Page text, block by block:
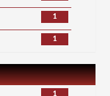
1
1
1